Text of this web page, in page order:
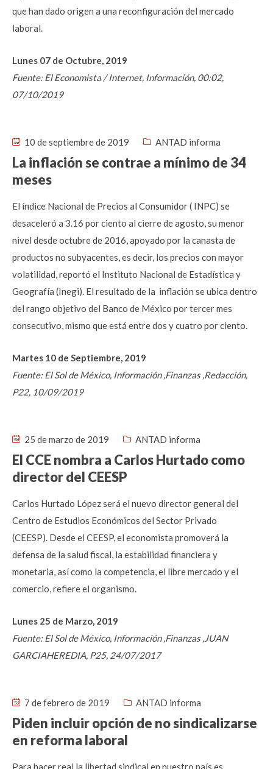
que han dado origen a una reconfiguración del mercado
laboral.
Lunes 07 de Octubre, 2019
Fuente: El Economista / Internet, Información, 00:02,
07/10/2019
10 de septiembre de 2019 ANTAD informa
La inflación se contrae a mínimo de 34
meses
El índice Nacional de Precios al Consumidor ( INPC) se
desaceleró a 3.16 por ciento al cierre de agosto, su menor
nivel desde octubre de 2016, apoyado por la canasta de
productos no subyacentes, es decir, los precios con mayor
volatilidad, reportó el Instituto Nacional de Estadística y
Geografía (Inegi). El resultado de la inflación se ubica dentro
del rango objetivo del Banco de México por tercer mes
consecutivo, mismo que está entre dos y cuatro por ciento.
Martes 10 de Septiembre, 2019
Fuente: El Sol de México, Información ,Finanzas ,Redacción,
P22, 10/09/2019
25 de marzo de 2019 ANTAD informa
El CCE nombra a Carlos Hurtado como
director del CEESP
Carlos Hurtado López será el nuevo director general del
Centro de Estudios Económicos del Sector Privado
(CEESP). Desde el CEESP, el economista promoverá la
defensa de la salud fiscal, la estabilidad financiera y
monetaria, así como la competencia, el libre mercado y el
comercio, refiere el organismo.
Lunes 25 de Marzo, 2019
Fuente: El Sol de México, Información ,Finanzas ,JUAN
GARCIAHEREDIA, P25, 24/07/2017
7 de febrero de 2019 ANTAD informa
Piden incluir opción de no sindicalizarse
en reforma laboral
Para hacer real la libertad sindical en nuestro país es